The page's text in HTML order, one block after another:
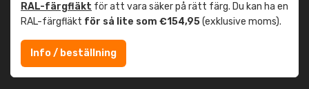
RAL-färgfläkt för att vara säker på rätt färg. Du kan ha en
RAL-färgfläkt för så lite som €154,95(exklusive moms).
Info / beställning